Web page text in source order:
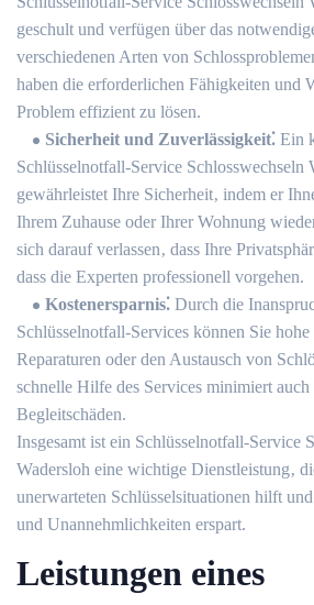
geschult und verfügen über das
verschiedenen Arten von
haben die erforderlichen Fähigkeiten und
Problem effizient zu lösen.​
Sicherheit und Zuverlässigkeit⁚ Ein
Schlüsselnotfall-Service Schlosswechseln
gewährleistet Ihre Sicherheit‚ indem er
Ihrem Zuhause oder Ihrer Wohnung
sich darauf verlassen‚ dass Ihre
dass die Experten professionell vorgehen.
Kostenersparnis⁚ Durch die
Schlüsselnotfall-Services können Sie
Reparaturen oder den Austausch von
schnelle Hilfe des Services minimiert
Begleitschäden.​
Insgesamt ist ein Schlüsselnotfall-Service
Wadersloh eine wichtige Dienstleistung‚
unerwarteten Schlüsselsituationen hilft
und Unannehmlichkeiten erspart.​
Leistungen eines